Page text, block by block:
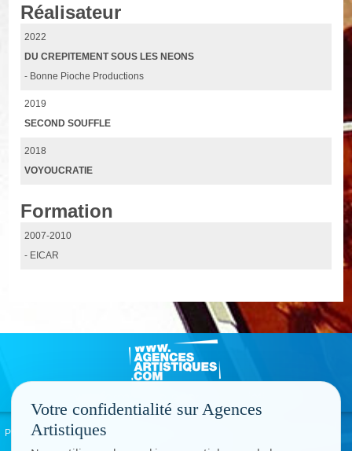
Réalisateur
2022
DU CREPITEMENT SOUS LES NEONS
- Bonne Pioche Productions
2019
SECOND SOUFFLE
2018
VOYOUCRATIE
Formation
2007-2010
- EICAR
Politique de confidentialité
Votre confidentialité sur Agences
Artistiques